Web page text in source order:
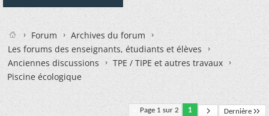
Forum
Archives du forum
Les forums des enseignants, étudiants et élèves
Anciennes discussions
TPE / TIPE et autres travaux
Piscine écologique
Page 1 sur 2 1 Dernière